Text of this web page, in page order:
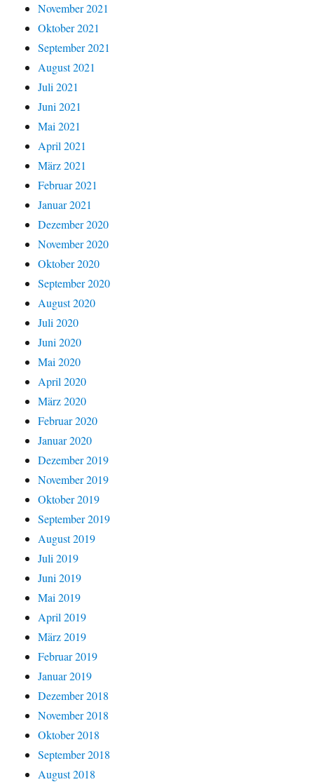
November 2021
Oktober 2021
September 2021
August 2021
Juli 2021
Juni 2021
Mai 2021
April 2021
März 2021
Februar 2021
Januar 2021
Dezember 2020
November 2020
Oktober 2020
September 2020
August 2020
Juli 2020
Juni 2020
Mai 2020
April 2020
März 2020
Februar 2020
Januar 2020
Dezember 2019
November 2019
Oktober 2019
September 2019
August 2019
Juli 2019
Juni 2019
Mai 2019
April 2019
März 2019
Februar 2019
Januar 2019
Dezember 2018
November 2018
Oktober 2018
September 2018
August 2018